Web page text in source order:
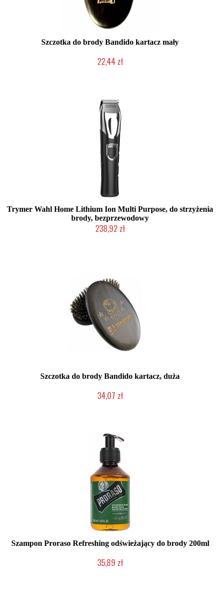
Szczotka do brody Bandido kartacz mały
22,44 zł
Trymer Wahl Home Lithium Ion Multi Purpose, do strzyżenia
brody, bezprzewodowy
238,92 zł
Szczotka do brody Bandido kartacz, duża
34,07 zł
Szampon Proraso Refreshing odświeżający do brody 200ml
35,89 zł